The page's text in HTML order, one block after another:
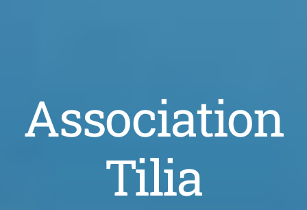
Association
Tilia